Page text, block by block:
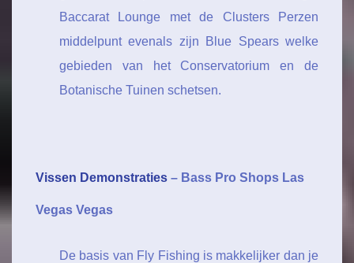
Baccarat Lounge met de Clusters Perzen
middelpunt evenals zijn Blue Spears welke
gebieden van het Conservatorium en de
Botanische Tuinen schetsen.
Vissen Demonstraties – Bass Pro Shops Las
Vegas Vegas
De basis van Fly Fishing is makkelijker dan je